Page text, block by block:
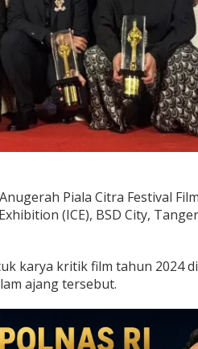
Piala Citra Festival
(ICE), BSD City,
karya kritik film tahun 2024
ajang tersebut.